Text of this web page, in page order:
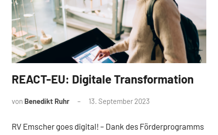
News
REACT-EU: Digitale Transformation
von Benedikt Ruhr 13. September 2023
RV Emscher goes digital! – Dank des Förderprogramms